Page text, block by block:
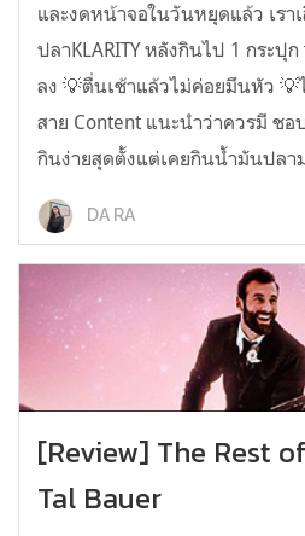
และงดหน้าจอในวันหยุดแล้ว เรา
ปลาKLARITY หลังกินไป 1 กระปุ
ลง 💡ตื่นเช้าแล้วไม่ค่อยมึนหัว 💡
สาย Content แนะนำว่าควรมี ช
กินง่ายสุดตั้งแต่เคยกินน้ำมันปลา
DA RA
[Review] The Rest
Tal Bauer